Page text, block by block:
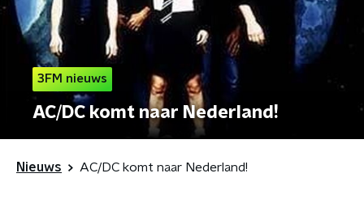
3FM nieuws
AC/DC komt naar Nederland!
Nieuws AC/DC komt naar Nederland!